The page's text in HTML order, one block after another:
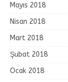
Mayıs 2018
Nisan 2018
Mart 2018
Şubat 2018
Ocak 2018